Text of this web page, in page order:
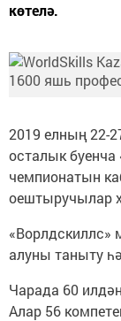
көтелә.
2019 елның 22-
осталык
чемпионатын
оештыручылар
«Ворлдскиллс»
алуны таныту
Чарада 60
Алар 56